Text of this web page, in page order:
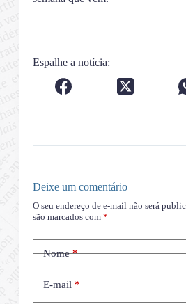
Espalhe a notícia:
Deixe um comentário
O seu endereço de e-mail não será
são marcados com *
Nome*
E-mail*